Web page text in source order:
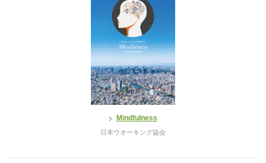
Mindfulness
日本ウオーキング協会